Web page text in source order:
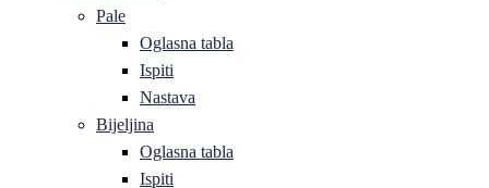
Pale
Oglasna tabla
Ispiti
Nastava
Bijeljina
Oglasna tabla
Ispiti